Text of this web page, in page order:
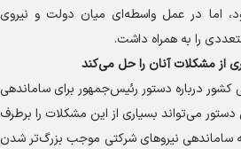
اما در عمل واسطه‌ای میان دولت و نیروی
را به همراه داشت.
از مشکلات آنان را حل می‌کند
درباره دستور رئیس‌جمهور برای ساماندهی
می‌تواند بسیاری از این مشکلات را برطرف
ساماندهی نیرو‌های شرکتی موجب بزرگ‌تر شدن